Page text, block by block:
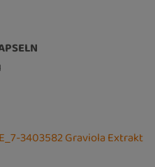
3403582 Graviola Extrakt